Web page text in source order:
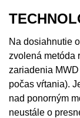
Na dosiahnutie
zvolená metóda
zariadenia
počas vŕtania).
nad ponorným
neustále o